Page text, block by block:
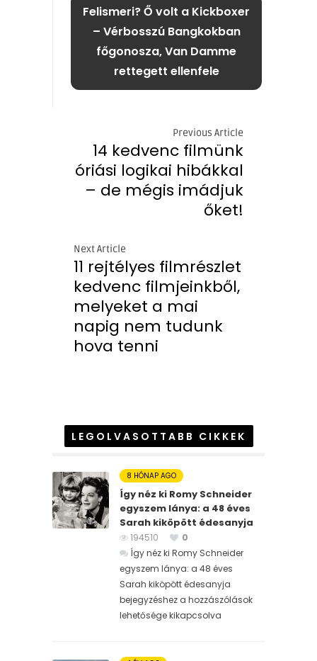
Felismeri? Ő volt a Kickboxer
– Vérbosszú Bangkokban
főgonosza, Van Damme
rettegett ellenfele
Previous Article
14 kedvenc filmünk
óriási logikai hibákkal
– de mégis imádjuk
őket!
Next Article
11 rejtélyes filmrészlet
kedvenc filmjeinkből,
melyeket a mai
napig nem tudunk
hova tenni
LEGOLVASOTTABB CIKKEK
8 HÓNAP AGO
Így néz ki Romy Schneider
egyszem lánya: a 48 éves
Sarah kiköpött édesanyja
194510
0
Így néz ki Romy Schneider
egyszem lánya: a 48 éves
Sarah kiköpött édesanyja
bejegyzéshez a hozzászólások
lehetősége kikapcsolva